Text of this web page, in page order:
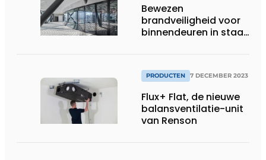
Bewezen
brandveiligheid voor
binnendeuren in staal
Architect@Work
Brussel
PRODUCTEN 7 DECEMBER 2023
Flux+ Flat, de nieuwe
balansventilatie-unit
van Renson